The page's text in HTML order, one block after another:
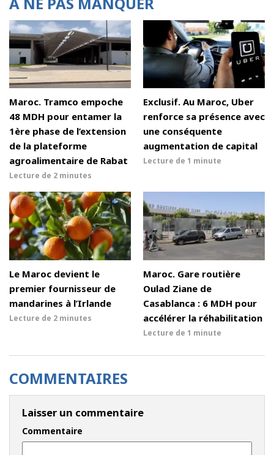
Maroc. Tramco empoche
48 MDH pour entamer la
1ère phase de l’extension
de la plateforme
agroalimentaire de Rabat
Lecture de 2 minutes
Exclusif. Au Maroc, Uber
renforce sa présence avec
une conséquente
augmentation de capital
Lecture de 1 minute
Le Maroc devient le
premier fournisseur de
mandarines à l’Irlande
Lecture de 2 minutes
Maroc. Gare routière
Oulad Ziane de
Casablanca : 6 MDH pour
accélérer la réhabilitation
Lecture de 1 minute
COMMENTAIRES
Laisser un commentaire
Commentaire